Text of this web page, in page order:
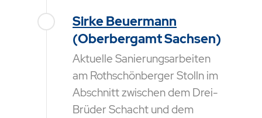
Sirke Beuermann
(Oberbergamt Sachsen)
Aktuelle Sanierungsarbeiten
am Rothschönberger Stolln im
Abschnitt zwischen dem Drei-
Brüder Schacht und dem